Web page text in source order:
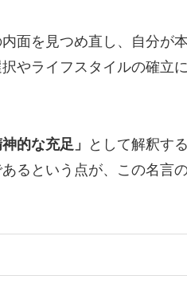
面を見つめ直し、自分が
やライフスタイルの確立
神的な充足」
として解釈す
るという点が、この名言